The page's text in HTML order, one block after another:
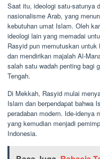
Saat itu, ideologi satu-satunya
nasionalisme Arab, yang
kebutuhan umat Islam. Oleh
ideologi lain yang memadai
Rasyid pun memutuskan
dan mendirikan majalah Al-
salah satu wadah penting bagi
Tengah.
Di Mekkah, Rasyid mulai
Islam dan berpendapat bahwa
peradaban modern. Ide-idenya
yang kemudian menjadi
Indonesia.